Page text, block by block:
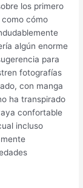
los primero
como cómo
algún enorme
para
fotografías
con manga
ha transpirado
confortable
incluso